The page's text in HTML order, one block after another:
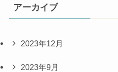
アーカイブ
2023年12月
2023年9月